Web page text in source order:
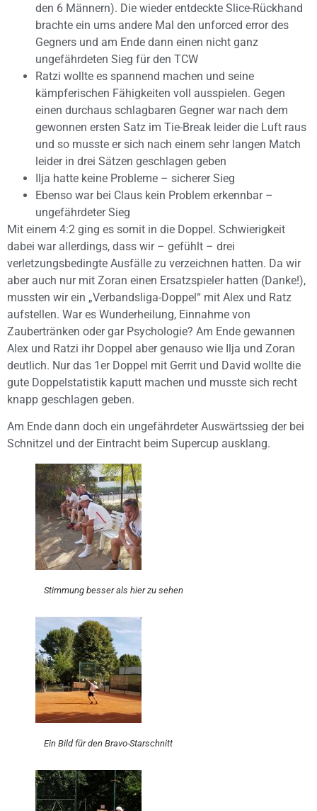
den 6 Männern). Die wieder entdeckte Slice-Rückhand
brachte ein ums andere Mal den unforced error des
Gegners und am Ende dann einen nicht ganz
ungefährdeten Sieg für den TCW
Ratzi wollte es spannend machen und seine
kämpferischen Fähigkeiten voll ausspielen. Gegen
einen durchaus schlagbaren Gegner war nach dem
gewonnen ersten Satz im Tie-Break leider die Luft raus
und so musste er sich nach einem sehr langen Match
leider in drei Sätzen geschlagen geben
Ilja hatte keine Probleme – sicherer Sieg
Ebenso war bei Claus kein Problem erkennbar –
ungefährdeter Sieg
Mit einem 4:2 ging es somit in die Doppel. Schwierigkeit
dabei war allerdings, dass wir – gefühlt – drei
verletzungsbedingte Ausfälle zu verzeichnen hatten. Da wir
aber auch nur mit Zoran einen Ersatzspieler hatten (Danke!),
mussten wir ein „Verbandsliga-Doppel“ mit Alex und Ratz
aufstellen. War es Wunderheilung, Einnahme von
Zaubertränken oder gar Psychologie? Am Ende gewannen
Alex und Ratzi ihr Doppel aber genauso wie Ilja und Zoran
deutlich. Nur das 1er Doppel mit Gerrit und David wollte die
gute Doppelstatistik kaputt machen und musste sich recht
knapp geschlagen geben.
Am Ende dann doch ein ungefährdeter Auswärtssieg der bei
Schnitzel und der Eintracht beim Supercup ausklang.
Stimmung besser als hier zu sehen
Ein Bild für den Bravo-Starschnitt